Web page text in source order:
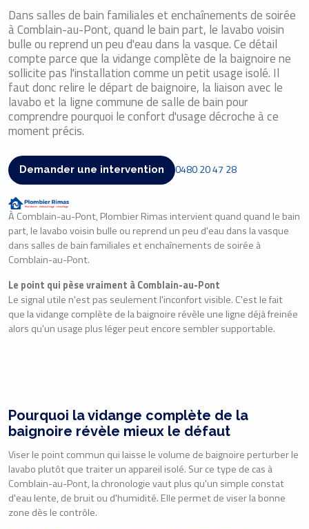
Dans salles de bain familiales et enchaînements de soirée
à Comblain-au-Pont, quand le bain part, le lavabo voisin
bulle ou reprend un peu d'eau dans la vasque. Ce détail
compte parce que la vidange complète de la baignoire ne
sollicite pas l'installation comme un petit usage isolé. Il
faut donc relire le départ de baignoire, la liaison avec le
lavabo et la ligne commune de salle de bain pour
comprendre pourquoi le confort d'usage décroche à ce
moment précis.
Demander une intervention 0480 20 47 28
À Comblain-au-Pont, Plombier Rimas intervient quand quand le bain
part, le lavabo voisin bulle ou reprend un peu d'eau dans la vasque
dans salles de bain familiales et enchaînements de soirée à
Comblain-au-Pont.
Le point qui pèse vraiment à Comblain-au-Pont
Le signal utile n'est pas seulement l'inconfort visible. C'est le fait
que la vidange complète de la baignoire révèle une ligne déjà freinée
alors qu'un usage plus léger peut encore sembler supportable.
Pourquoi la vidange complète de la
baignoire révèle mieux le défaut
Viser le point commun qui laisse le volume de baignoire perturber le
lavabo plutôt que traiter un appareil isolé. Sur ce type de cas à
Comblain-au-Pont, la chronologie vaut plus qu'un simple constat
d'eau lente, de bruit ou d'humidité. Elle permet de viser la bonne
zone dès le contrôle.